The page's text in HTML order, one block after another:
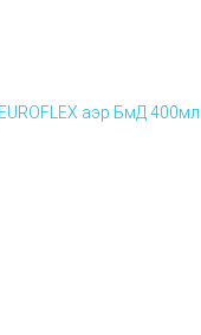
аэр БмД 400мл